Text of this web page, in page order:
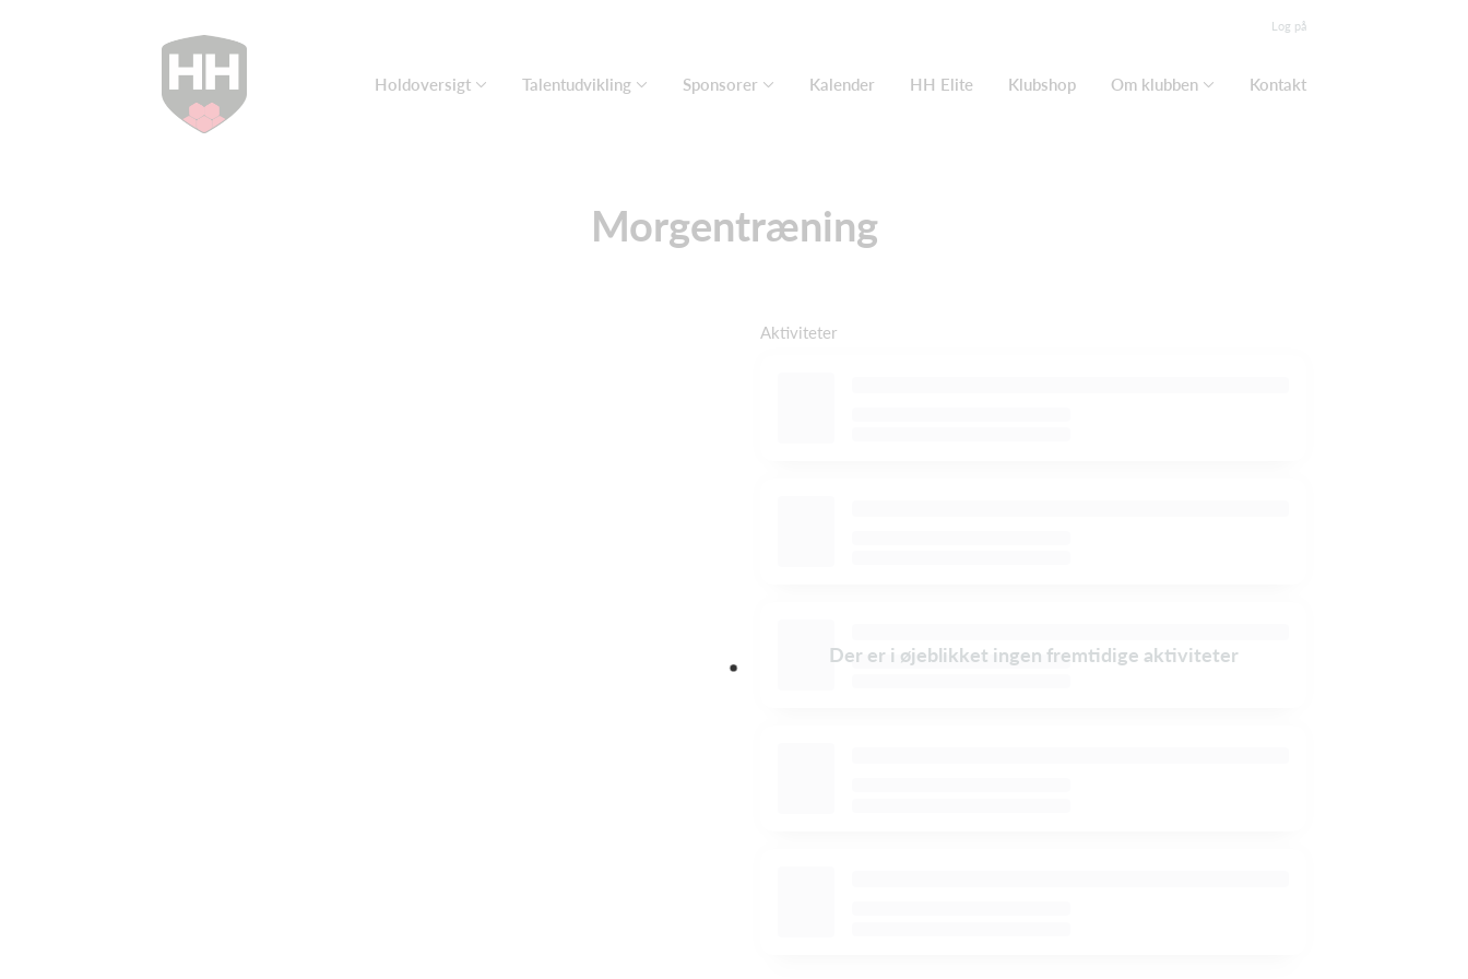
Log på
Holdoversigt Talentudvikling Sponsorer Kalender HH Elite Klubshop Om klubben Kontakt
Morgentræning
Aktiviteter
Der er i øjeblikket ingen fremtidige aktiviteter